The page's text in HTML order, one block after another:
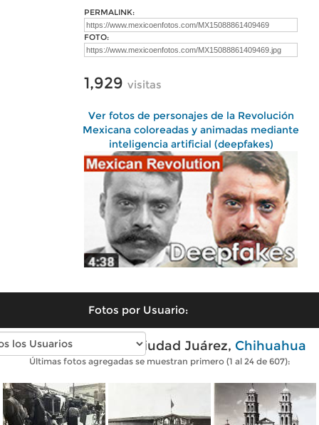
PERMALINK:
FOTO:
1,929 visitas
Ver fotos de personajes de la Revolución
Mexicana coloreadas y animadas mediante
inteligencia artificial (deepfakes)
Fotos por Usuario:
Fotos antiguas de Ciudad Juárez, Chihuahua
Últimas fotos agregadas se muestran primero (1 al 24 de 607):